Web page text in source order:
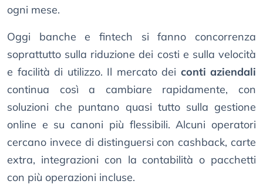
ogni mese.
Oggi banche e fintech si fanno concorrenza
soprattutto sulla riduzione dei costi e sulla velocità
e facilità di utilizzo. Il mercato dei conti aziendali
continua così a cambiare rapidamente, con
soluzioni che puntano quasi tutto sulla gestione
online e su canoni più flessibili. Alcuni operatori
cercano invece di distinguersi con cashback, carte
extra, integrazioni con la contabilità o pacchetti
con più operazioni incluse.